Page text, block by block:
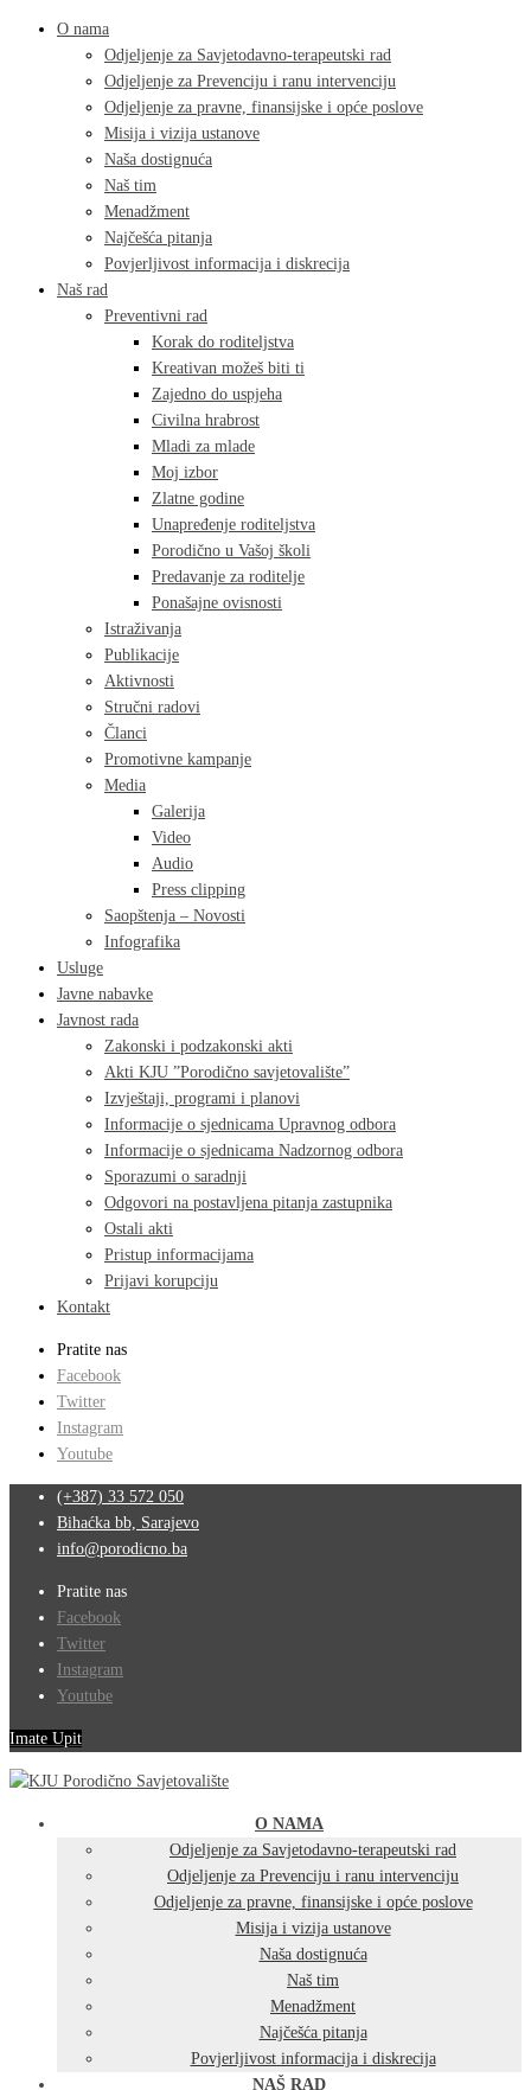
O nama
Odjeljenje za Savjetodavno-terapeutski rad
Odjeljenje za Prevenciju i ranu intervenciju
Odjeljenje za pravne, finansijske i opće poslove
Misija i vizija ustanove
Naša dostignuća
Naš tim
Menadžment
Najčešća pitanja
Povjerljivost informacija i diskrecija
Naš rad
Preventivni rad
Korak do roditeljstva
Kreativan možeš biti ti
Zajedno do uspjeha
Civilna hrabrost
Mladi za mlade
Moj izbor
Zlatne godine
Unapređenje roditeljstva
Porodično u Vašoj školi
Predavanje za roditelje
Ponašajne ovisnosti
Istraživanja
Publikacije
Aktivnosti
Stručni radovi
Članci
Promotivne kampanje
Media
Galerija
Video
Audio
Press clipping
Saopštenja – Novosti
Infografika
Usluge
Javne nabavke
Javnost rada
Zakonski i podzakonski akti
Akti KJU ”Porodično savjetovalište”
Izvještaji, programi i planovi
Informacije o sjednicama Upravnog odbora
Informacije o sjednicama Nadzornog odbora
Sporazumi o saradnji
Odgovori na postavljena pitanja zastupnika
Ostali akti
Pristup informacijama
Prijavi korupciju
Kontakt
Pratite nas
Facebook
Twitter
Instagram
Youtube
(+387) 33 572 050
Bihaćka bb, Sarajevo
info@porodicno.ba
Pratite nas
Facebook
Twitter
Instagram
Youtube
Imate Upit
O NAMA
Odjeljenje za Savjetodavno-terapeutski rad
Odjeljenje za Prevenciju i ranu intervenciju
Odjeljenje za pravne, finansijske i opće poslove
Misija i vizija ustanove
Naša dostignuća
Naš tim
Menadžment
Najčešća pitanja
Povjerljivost informacija i diskrecija
NAŠ RAD